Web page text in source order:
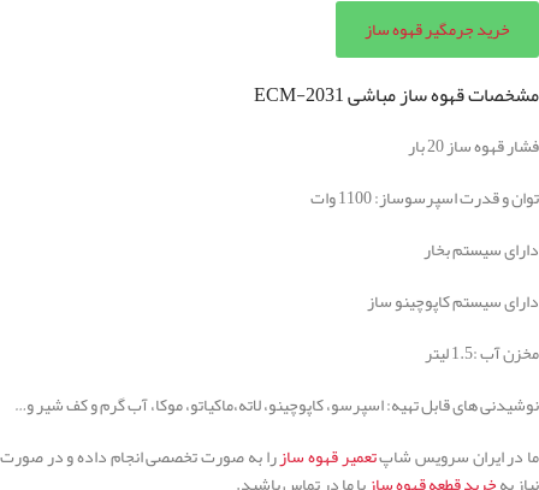
خرید جرمگیر قهوه ساز
مشخصات قهوه ساز مباشی ECM-2031
فشار قهوه ساز 20 بار
توان و قدرت اسپرسوساز: 1100 وات
دارای سیستم بخار
دارای سیستم کاپوچینو ساز
مخزن آب :1.5 لیتر
نوشیدنی های قابل تهیه: اسپرسو، کاپوچینو، لاته،ماکیاتو، موکا، آب گرم و کف شیر و…
ما در ایران سرویس شاپتعمیر قهوه سازرا به صورت تخصصی انجام داده و در صورت